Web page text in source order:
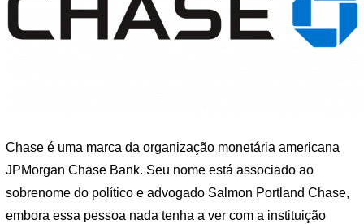
Chase é uma marca da organização monetária americana
JPMorgan Chase Bank. Seu nome está associado ao
sobrenome do político e advogado Salmon Portland Chase,
embora essa pessoa nada tenha a ver com a instituição